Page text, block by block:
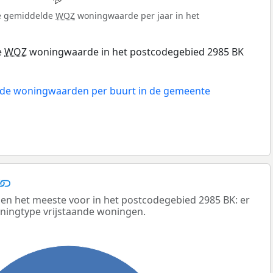
gemiddelde WOZ woningwaarde per jaar in het
WOZwoningwaarde in het postcodegebied 2985 BK
woningwaarden per buurt in de gemeente
het meeste voor in het postcodegebied 2985 BK: er
vrijstaande woningen.